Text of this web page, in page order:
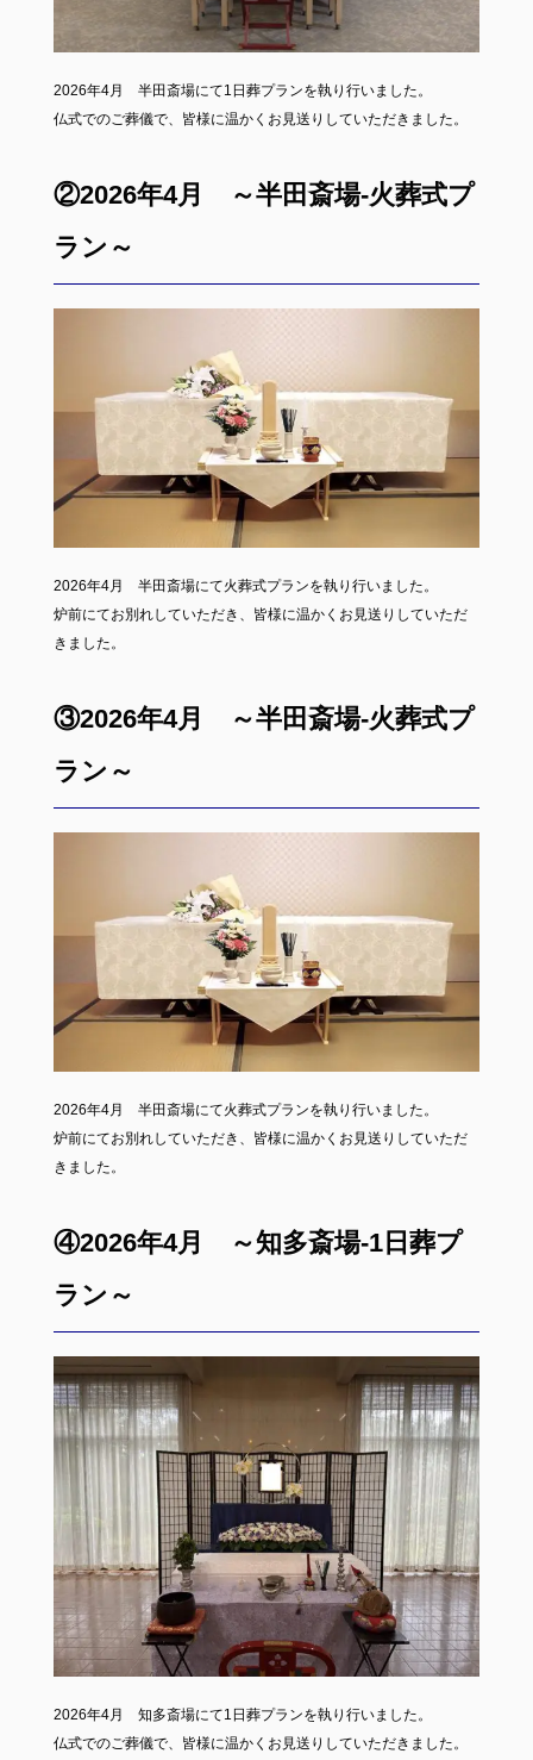
2026年4月 半田斎場にて1日葬プランを執り行いました。
仏式でのご葬儀で、皆様に温かくお見送りしていただきました。
②2026年4月 ～半田斎場-火葬式プ
ラン～
2026年4月 半田斎場にて火葬式プランを執り行いました。
炉前にてお別れしていただき、皆様に温かくお見送りしていただ
きました。
③2026年4月 ～半田斎場-火葬式プ
ラン～
2026年4月 半田斎場にて火葬式プランを執り行いました。
炉前にてお別れしていただき、皆様に温かくお見送りしていただ
きました。
④2026年4月 ～知多斎場-1日葬プ
ラン～
2026年4月 知多斎場にて1日葬プランを執り行いました。
仏式でのご葬儀で、皆様に温かくお見送りしていただきました。